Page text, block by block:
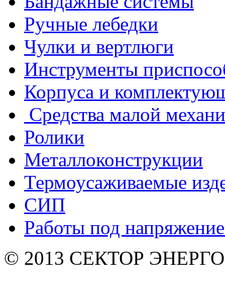
Ручные лебедки
Чулки и вертлюги
Инструменты
Корпуса и
Средства малой
Ролики
Металлоконструкции
Термоусаживаемые
СИП
Работы под
© 2013 СЕКТОР ЭНЕРГО.